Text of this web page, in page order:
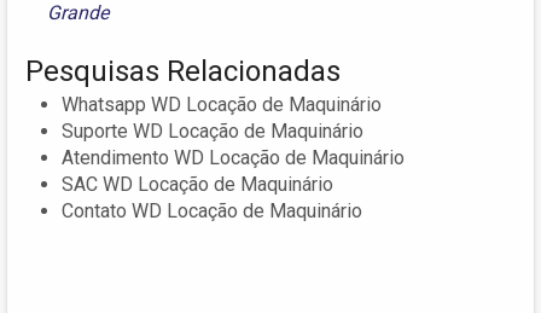
Grande
Pesquisas Relacionadas
Whatsapp WD Locação de Maquinário
Suporte WD Locação de Maquinário
Atendimento WD Locação de Maquinário
SAC WD Locação de Maquinário
Contato WD Locação de Maquinário